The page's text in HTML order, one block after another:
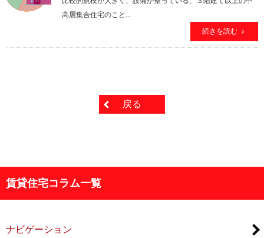
高層集合住宅のこと...
続きを読む
戻る
賃貸住宅コラム一覧
ナビゲーション